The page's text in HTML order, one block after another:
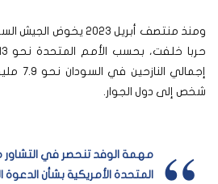
ومنذ منتصف أبريل 2023
شخص إلى دول الجوار.
مهمة الوفد تنحصر في التشاور
المتحدة الأمريكية بشأن